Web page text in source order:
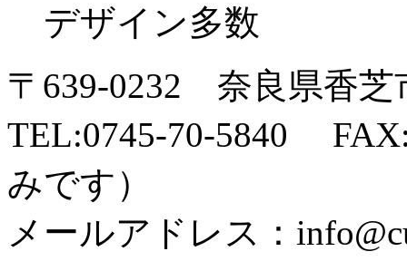
デザイン多数
〒639-0232 奈良県香
TEL:0745-70-5840
みです）
メールアドレス：